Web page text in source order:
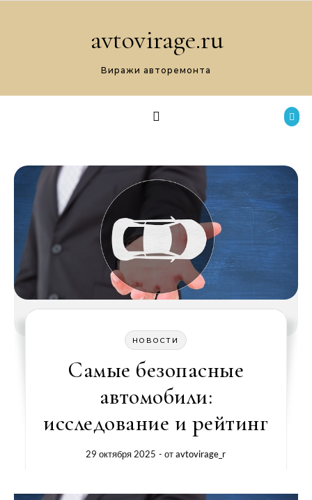
avtovirage.ru
Виражи авторемонта
НОВОСТИ
Самые безопасные
автомобили:
исследование и рейтинг
29 октября 2025 - отavtovirage_r